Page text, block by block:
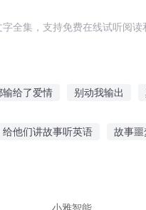
Susan_(Av327942388,P100)
全集，支持免费在线试听阅读
给了爱情 别动我输出
给他们讲故事听英语 故事
小雅智能